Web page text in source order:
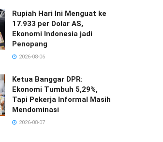
Rupiah Hari Ini Menguat ke
17.933 per Dolar AS,
Ekonomi Indonesia jadi
Penopang
2026-08-06
Ketua Banggar DPR:
Ekonomi Tumbuh 5,29%,
Tapi Pekerja Informal Masih
Mendominasi
2026-08-07